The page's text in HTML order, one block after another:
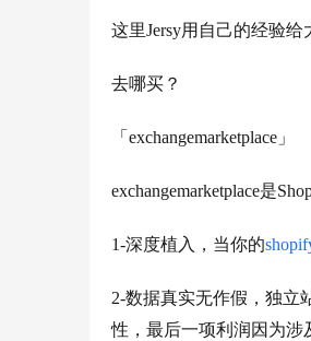
这里Jersy用自己的经验给
去哪买？
「exchangemarketplace」
exchangemarketplace是
1-深度植入，当你的
2-数据真实无作假，独立
性，最后一项利润因为涉